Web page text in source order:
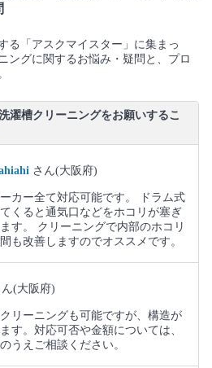
る「アスクマイスター」に集まっ
ングに関するお悩み・疑問と、プロ
濯槽クリーニングをお願いするこ
さん(大阪府)
カー全て対応可能です。 ドラム式
くると通気口などをホコリが塞ぎ
す。 クリーニングで内部のホコリ
も改善しますのでオススメです。
ん(大阪府)
リーニングも可能ですが、構造が
す。対応可否や金額については、
うえご相談ください。